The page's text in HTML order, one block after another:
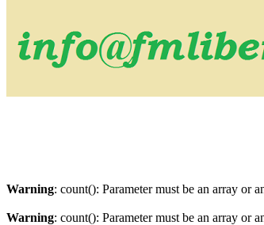
Warning: count(): Parameter must be an array or
Warning: count(): Parameter must be an array or